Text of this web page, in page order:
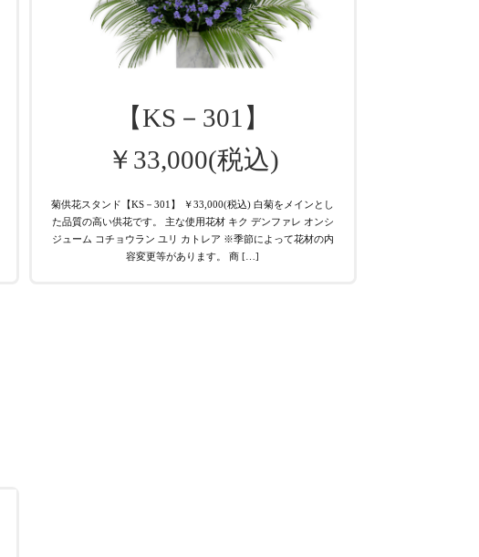
【KS－301】
￥33,000(税込)
菊供花スタンド【KS－301】 ￥33,000(税込) 白菊をメインとし
た品質の高い供花です。 主な使用花材 キク デンファレ オンシ
ジューム コチョウラン ユリ カトレア ※季節によって花材の内
容変更等があります。 商 […]